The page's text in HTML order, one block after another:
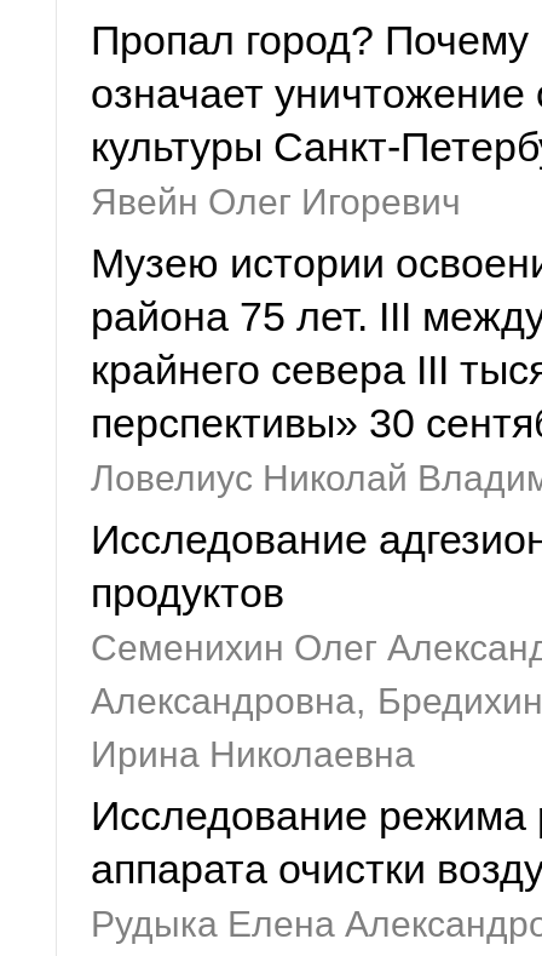
Пропал город? Почему
означает уничтожение
культуры Санкт-
Явейн Олег Игоревич
Музею истории
района 75 лет. III
крайнего севера III
перспективы» 30
Ловелиус Николай
Исследование
продуктов
Семенихин Олег
Александровна,
Ирина Николаевна
Исследование режима
аппарата очистки
Рудыка Елена